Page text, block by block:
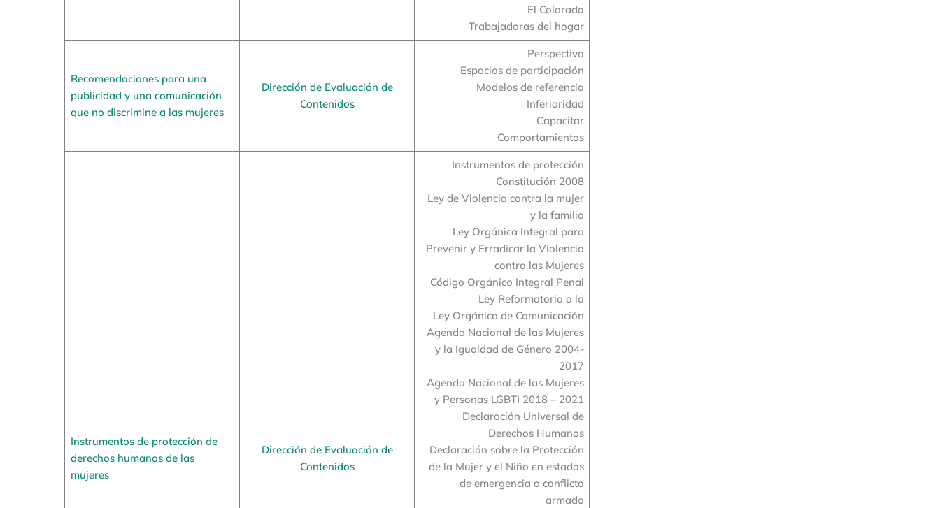
El Colorado
Trabajadoras del hogar
Recomendaciones para una
publicidad y una comunicación
que no discrimine a las mujeres
Dirección de Evaluación de
Contenidos
Perspectiva
Espacios de participación
Modelos de referencia
Inferioridad
Capacitar
Comportamientos
Instrumentos de protección de
derechos humanos de las
mujeres
Dirección de Evaluación de
Contenidos
Instrumentos de protección
Constitución 2008
Ley de Violencia contra la mujer
y la familia
Ley Orgánica Integral para
Prevenir y Erradicar la Violencia
contra las Mujeres
Código Orgánico Integral Penal
Ley Reformatoria a la
Ley Orgánica de Comunicación
Agenda Nacional de las Mujeres
y la Igualdad de Género 2004-
2017
Agenda Nacional de las Mujeres
y Personas LGBTI 2018 – 2021
Declaración Universal de
Derechos Humanos
Declaración sobre la Protección
de la Mujer y el Niño en estados
de emergencia o conflicto
armado